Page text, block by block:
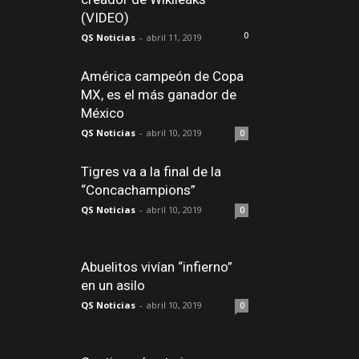
(VIDEO)
QS Noticias - abril 11, 2019 0
América campeón de Copa
MX, es el más ganador de
México
QS Noticias - abril 10, 2019 0
Tigres va a la final de la
“Concachampions”
QS Noticias - abril 10, 2019 0
Abuelitos vivían “infierno”
en un asilo
QS Noticias - abril 10, 2019 0